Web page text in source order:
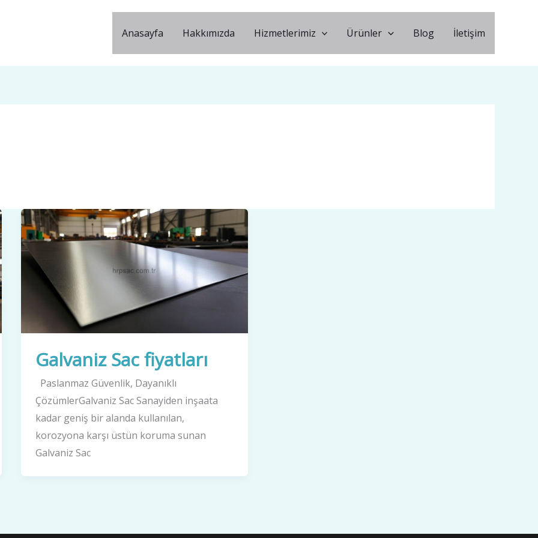
Anasayfa Hakkımızda Hizmetlerimiz Ürünler Blog İletişim
Galvaniz Sac fiyatları
Paslanmaz Güvenlik, Dayanıklı
ÇözümlerGalvaniz Sac Sanayiden inşaata
kadar geniş bir alanda kullanılan,
korozyona karşı üstün koruma sunan
Galvaniz Sac